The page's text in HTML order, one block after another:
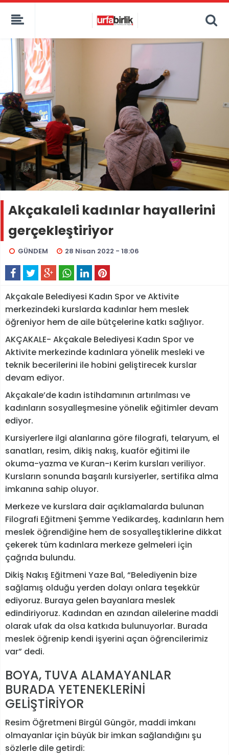
Akçakaleli kadınlar hayallerini
gerçekleştiriyor
GÜNDEM 28 Nisan 2022 - 18:06
Akçakale Belediyesi Kadın Spor ve Aktivite
merkezindeki kurslarda kadınlar hem meslek
öğreniyor hem de aile bütçelerine katkı sağlıyor.
AKÇAKALE- Akçakale Belediyesi Kadın Spor ve
Aktivite merkezinde kadınlara yönelik mesleki ve
teknik becerilerini ile hobini geliştirecek kurslar
devam ediyor.
Akçakale’de kadın istihdamının artırılması ve
kadınların sosyalleşmesine yönelik eğitimler devam
ediyor.
Kursiyerlere ilgi alanlarına göre filografi, telaryum, el
sanatları, resim, dikiş nakış, kuaför eğitimi ile
okuma-yazma ve Kuran-ı Kerim kursları veriliyor.
Kursların sonunda başarılı kursiyerler, sertifika alma
imkanına sahip oluyor.
Merkeze ve kurslara dair açıklamalarda bulunan
Filografi Eğitmeni Şemme Yedikardeş, kadınların hem
meslek öğrendiğine hem de sosyalleştiklerine dikkat
çekerek tüm kadınlara merkeze gelmeleri için
çağrıda bulundu.
Dikiş Nakış Eğitmeni Yaze Bal, “Belediyenin bize
sağlamış olduğu yerden dolayı onlara teşekkür
ediyoruz. Buraya gelen bayanlara meslek
edindiriyoruz. Kadından en azından ailelerine maddi
olarak ufak da olsa katkıda bulunuyorlar. Burada
meslek öğrenip kendi işyerini açan öğrencilerimiz
var” dedi.
BOYA, TUVA ALAMAYANLAR
BURADA YETENEKLERİNİ
GELİŞTİRİYOR
Resim Öğretmeni Birgül Güngör, maddi imkanı
olmayanlar için büyük bir imkan sağlandığını şu
sözlerle dile getirdi: